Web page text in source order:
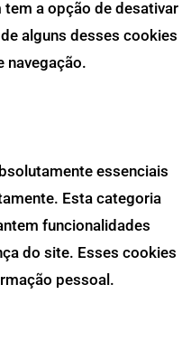
a opção de desativar
alguns desses cookies
navegação.
essenciais
Esta categoria
funcionalidades
do site. Esses cookies
pessoal.